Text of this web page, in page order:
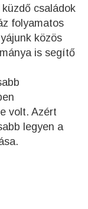
családok
folyamatos
közös
is segítő
volt. Azért
legyen a